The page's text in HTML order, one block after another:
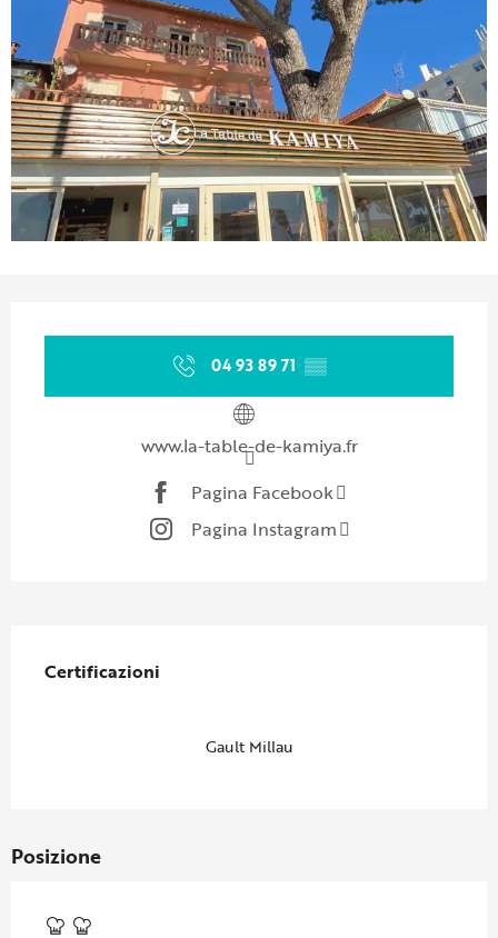
04 93 89 71 ▒▒
www.la-table-de-kamiya.fr
Pagina Facebook
Pagina Instagram
Certificazioni
Certificazioni
Gault Millau
Posizione